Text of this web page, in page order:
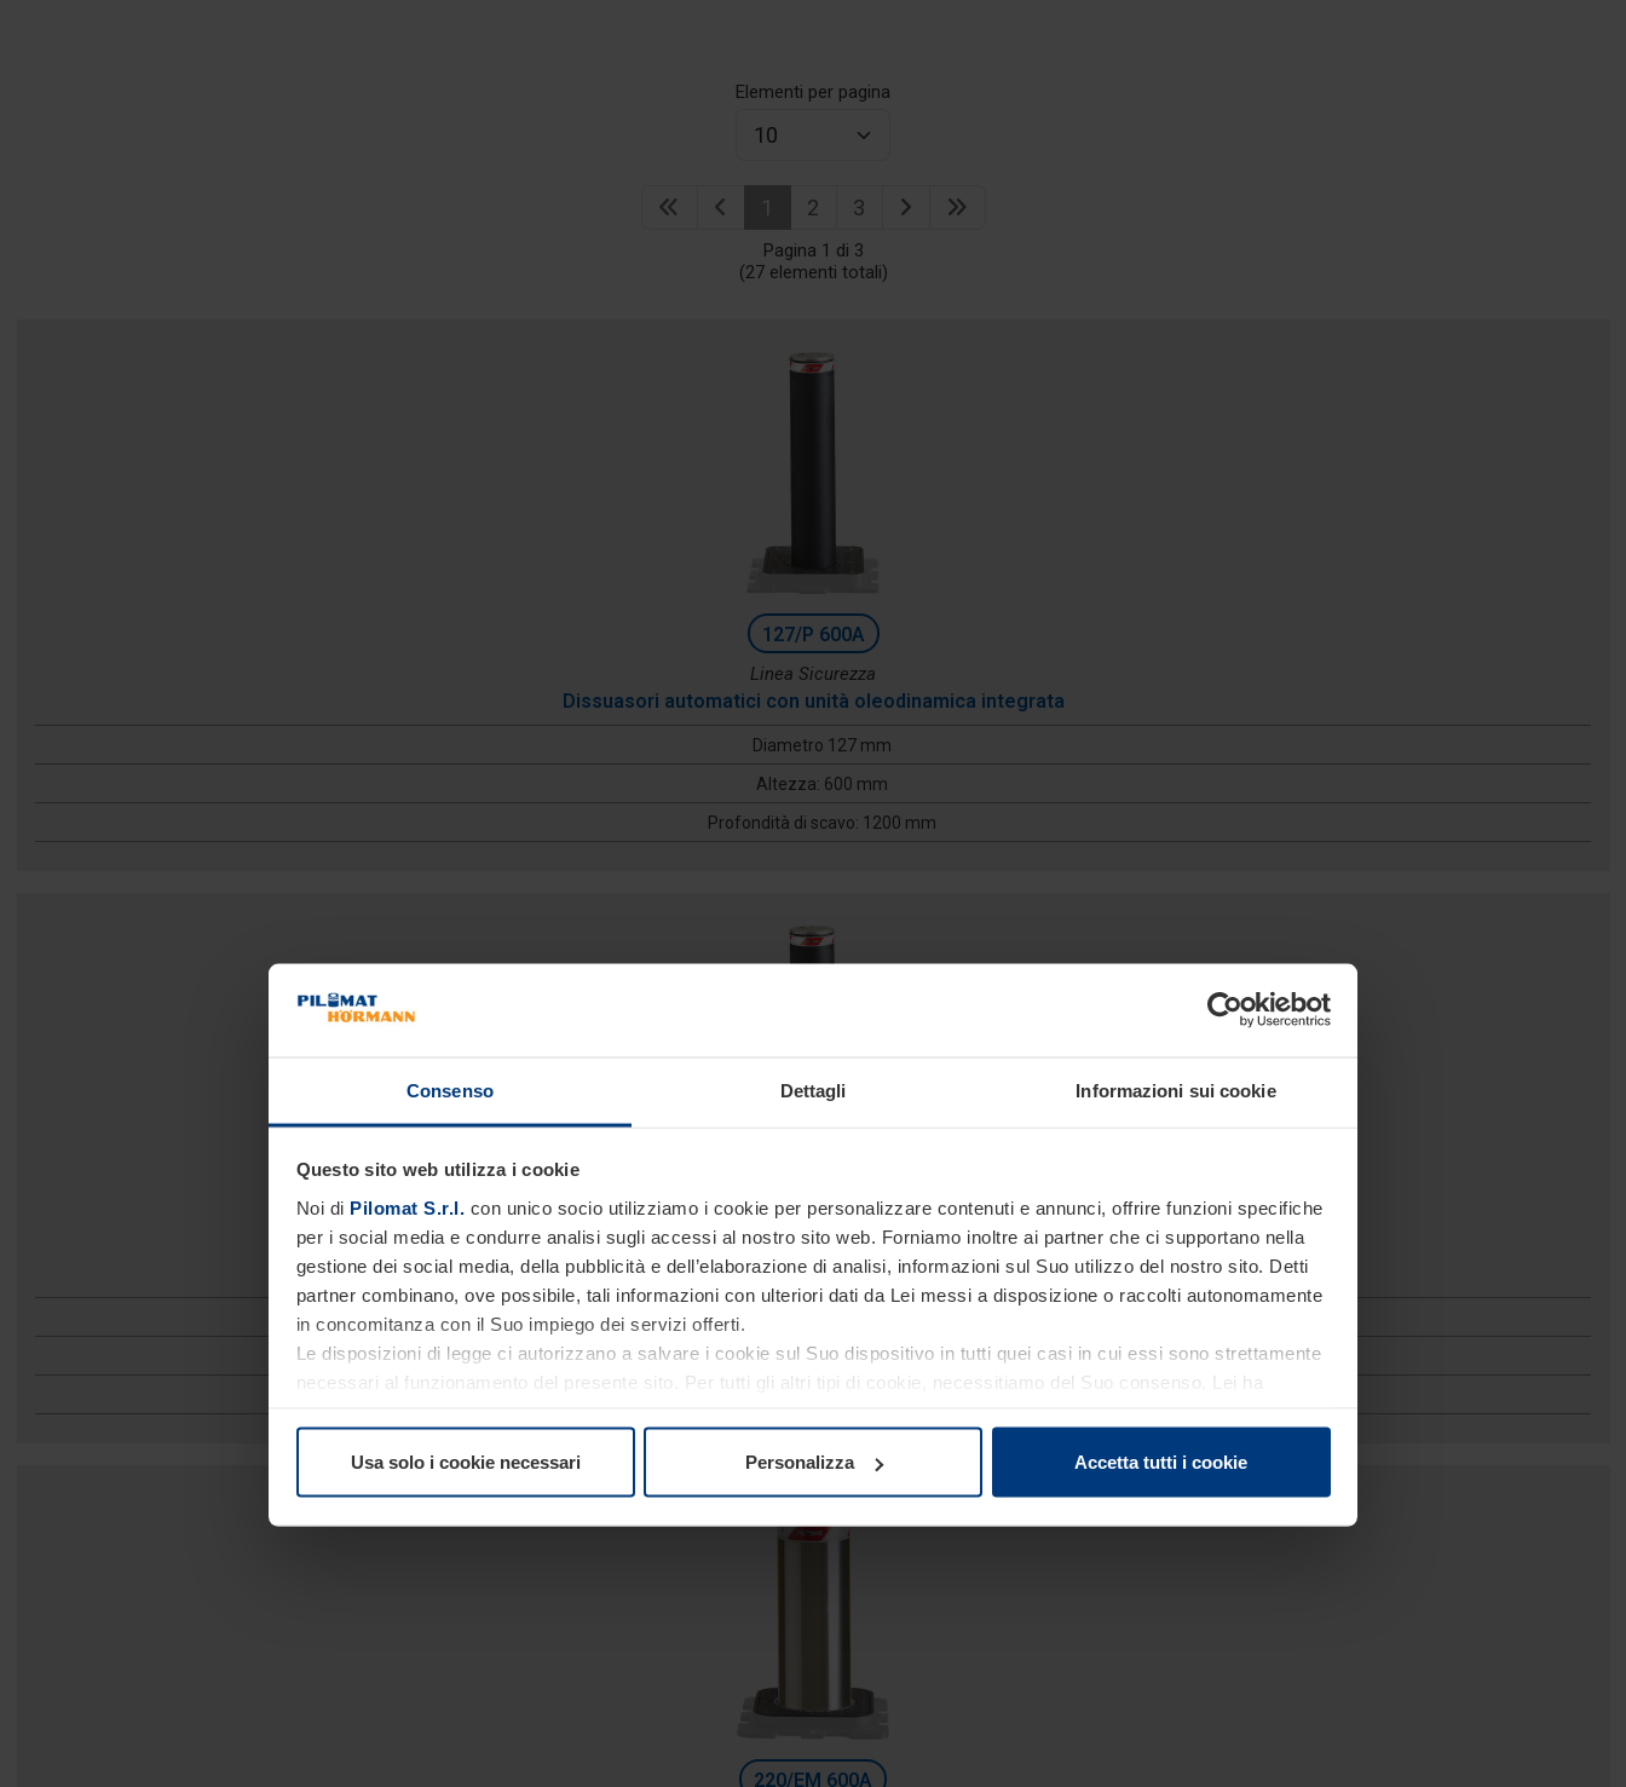
Consenso Dettagli Informazioni sui cookie
Questo sito web utilizza i cookie
Noi di Pilomat S.r.l. con unico socio utilizziamo i cookie per personalizzare contenuti e annunci, offrire funzioni specifiche
per i social media e condurre analisi sugli accessi al nostro sito web. Forniamo inoltre ai partner che ci supportano nella
gestione dei social media, della pubblicità e dell’elaborazione di analisi, informazioni sul Suo utilizzo del nostro sito. Detti
partner combinano, ove possibile, tali informazioni con ulteriori dati da Lei messi a disposizione o raccolti autonomamente
in concomitanza con il Suo impiego dei servizi offerti.
Le disposizioni di legge ci autorizzano a salvare i cookie sul Suo dispositivo in tutti quei casi in cui essi sono strettamente
necessari al funzionamento del presente sito. Per tutti gli altri tipi di cookie, necessitiamo del Suo consenso. Lei ha
Usa solo i cookie necessari
Personalizza Accetta tutti i cookie
Elementi per pagina
1 2 3
Pagina 1 di 3
(27 elementi totali)
127/P 600A
Linea Sicurezza
Dissuasori automatici con unità oleodinamica integrata
Diametro 127 mm
Altezza: 600 mm
Profondità di scavo: 1200 mm
127/P 800A
Linea Sicurezza
Dissuasori automatici con unità oleodinamica integrata
Altezza: 800 mm
220/EM 600A